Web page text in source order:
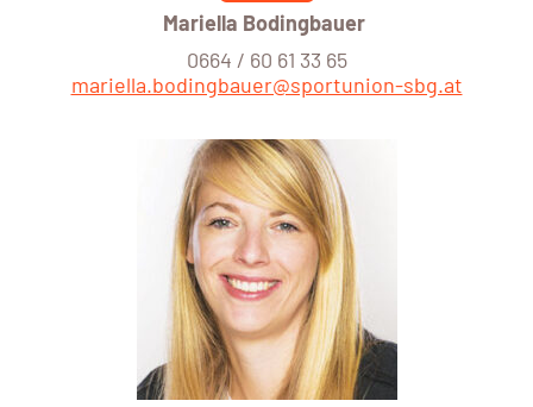
Mariella Bodingbauer
0664 / 60 61 33 65
mariella.bodingbauer@sportunion-sbg.at